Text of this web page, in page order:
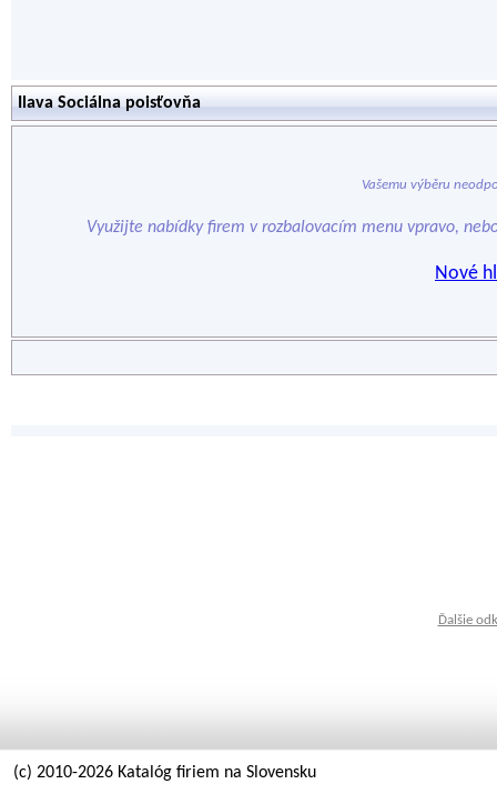
Ilava Sociálna poisťovňa
Vašemu výběru
Využijte nabídky firem v rozbalovacím menu vpravo,
Nové
Ďalšie
(c) 2010-2026 Katalóg firiem na Slovensku